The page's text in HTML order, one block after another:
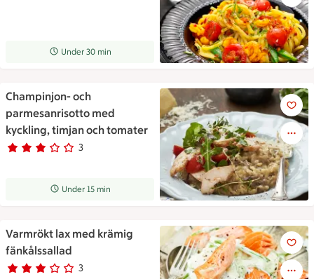
Receptet tar Under 30 min att tillaga
Under 30 min
Champinjon- och
parmesanrisotto med
kyckling, timjan och tomater
Betyg 3 av 5.
3
3 personer har röstat
Receptet tar Under 15 min att tillaga
Under 15 min
Champinjon- och
Varmrökt lax med krämig
fänkålssallad
Betyg 3 av 5.
3
3 personer har röstat
Varmrökt lax med krämig